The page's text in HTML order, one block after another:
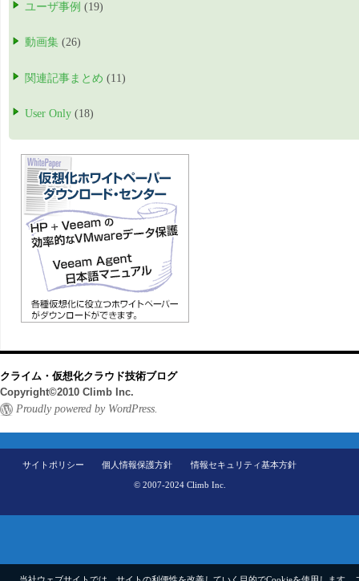
ユーザ事例 (19)
動画集 (26)
関連記事まとめ (11)
User Only (18)
クライム・仮想化クラウド技術ブログ
Copyright©2010 Climb Inc.
Proudly powered by WordPress.
サイトポリシー 個人情報保護方針 情報セキュリティ基本方針
© 2007-2024 Climb Inc.